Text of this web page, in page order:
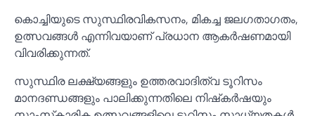
കൊച്ചിയുടെ സുസ്ഥിരവികസനം, മികച്ച ജലഗതാഗതം,
ഉത്സവങ്ങള്‍ എന്നിവയാണ് പ്രധാന ആകര്‍ഷണമായി
വിവരിക്കുന്നത്.
സുസ്ഥിര ലക്ഷ്യങ്ങളും ഉത്തരവാദിത്വ ടൂറിസം
മാനദണ്ഡങ്ങളും പാലിക്കുന്നതിലെ നിഷ്‌കര്‍ഷയും